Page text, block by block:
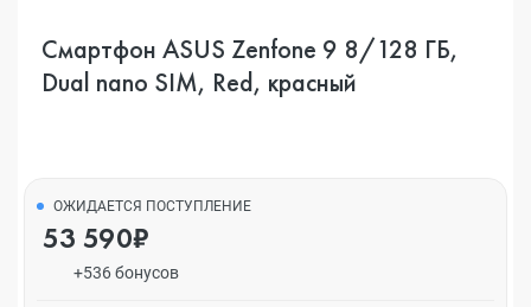
Смартфон ASUS Zenfone 9 8/128 ГБ,
Dual nano SIM, Red, красный
ОЖИДАЕТСЯ ПОСТУПЛЕНИЕ
53 590₽
+536 бонусов